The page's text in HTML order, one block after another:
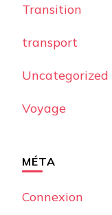
Transition
transport
Uncategorized
Voyage
MÉTA
Connexion